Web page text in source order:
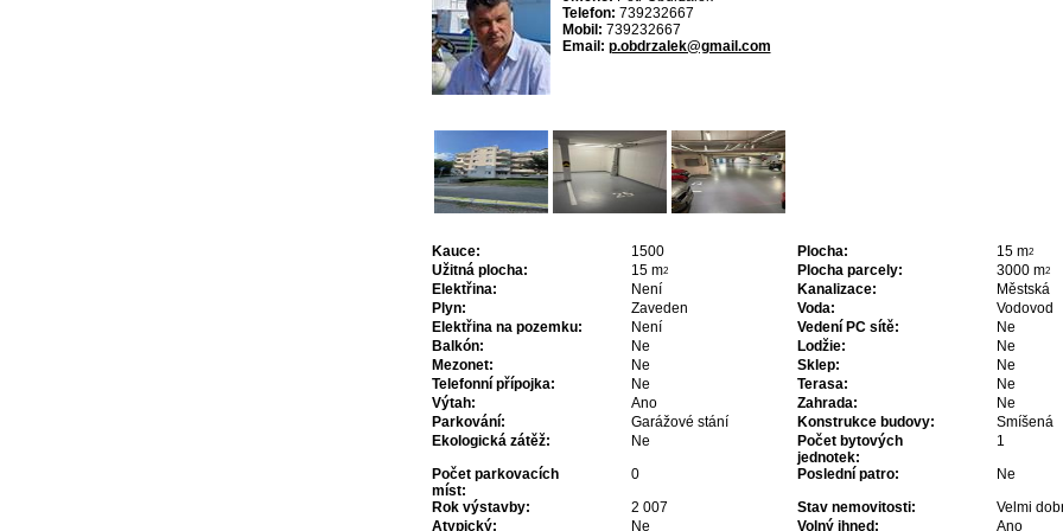
Telefon: 739232667
Mobil: 739232667
Email: p.obdrzalek@gmail.com
Kauce: 1500 Plocha: 15 m2
Užitná plocha: 15 m2 Plocha parcely: 3000 m2
Elektřina: Není Kanalizace:
Městská
Plyn:
Zaveden Voda:
Vodovod
Elektřina na pozemku:
Není Vedení PC sítě:
Ne
Balkón:
Ne Lodžie:
Ne
Mezonet:
Ne Sklep:
Ne
Telefonní přípojka:
Ne Terasa:
Ne
Výtah:
Ano Zahrada:
Ne
Parkování:
Garážové stání Konstrukce budovy:
Smíšená
Ekologická zátěž:
Ne
Počet bytových
jednotek:
1
Počet parkovacích
míst:
0 Poslední patro:
Ne
Rok výstavby:
2 007 Stav nemovitosti:
Velmi
Atypický:
Ne Volný ihned: Ano